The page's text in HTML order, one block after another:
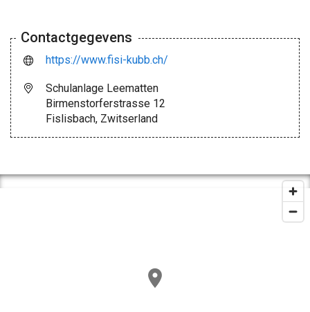
Contactgegevens
https://www.fisi-kubb.ch/
Schulanlage Leematten
Birmenstorferstrasse 12
Fislisbach, Zwitserland